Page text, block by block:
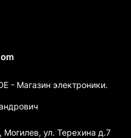
- Магазин электроники.
ул. Терехина д.7